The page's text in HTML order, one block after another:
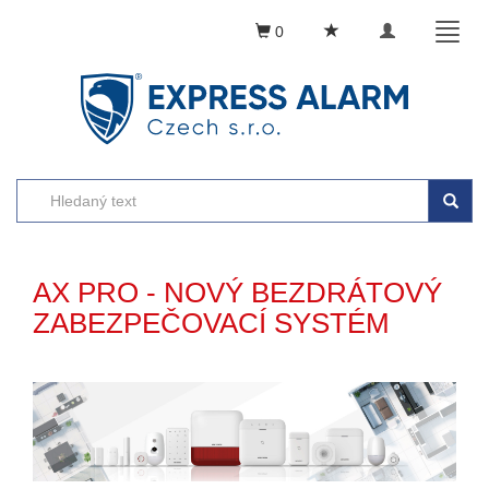
Toggle
0
AX PRO - NOVÝ BEZDRÁTOVÝ
ZABEZPEČOVACÍ SYSTÉM